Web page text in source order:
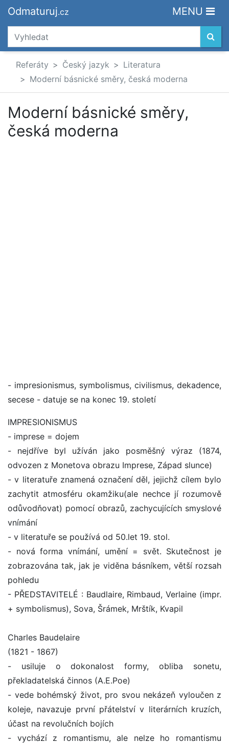
Odmaturuj.cz MENU
Referáty Český jazyk
Literatura
Moderní básnické směry, česká moderna
Moderní básnické směry,
česká moderna
- impresionismus, symbolismus, civilismus, dekadence,
secese - datuje se na konec 19. století
IMPRESIONISMUS
- imprese = dojem
- nejdříve byl užíván jako posměšný výraz (1874,
odvozen z Monetova obrazu Imprese, Západ slunce)
- v literatuře znamená označení děl, jejichž cílem bylo
zachytit atmosféru okamžiku(ale nechce jí rozumově
odůvodňovat) pomocí obrazů, zachycujících smyslové
vnímání
- v literatuře se používá od 50.let 19. stol.
- nová forma vnímání, umění = svět. Skutečnost je
zobrazována tak, jak je viděna básníkem, větší rozsah
pohledu
- PŘEDSTAVITELÉ : Baudlaire, Rimbaud, Verlaine (impr.
+ symbolismus), Sova, Šrámek, Mrštík, Kvapil
Charles Baudelaire
(1821 - 1867)
- usiluje o dokonalost formy, obliba sonetu,
překladatelská činnos (A.E.Poe)
- vede bohémský život, pro svou nekázeň vyloučen z
koleje, navazuje první přátelství v literárních kruzích,
účast na revolučních bojích
- vychází z romantismu, ale nelze ho romantismu